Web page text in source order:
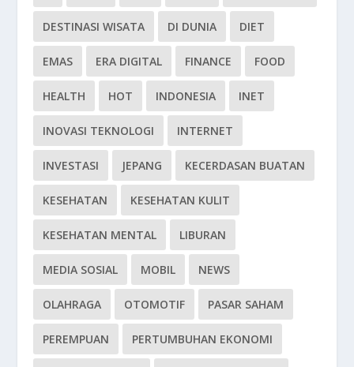
DESTINASI WISATA DI DUNIA DIET
EMAS ERA DIGITAL FINANCE FOOD
HEALTH HOT INDONESIA INET
INOVASI TEKNOLOGI INTERNET
INVESTASI JEPANG KECERDASAN BUATAN
KESEHATAN KESEHATAN KULIT
KESEHATAN MENTAL LIBURAN
MEDIA SOSIAL MOBIL NEWS
OLAHRAGA OTOMOTIF PASAR SAHAM
PEREMPUAN PERTUMBUHAN EKONOMI